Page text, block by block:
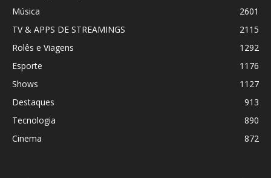
Música
2601
TV & APPS DE STREAMINGS
2115
Rolês e Viagens
1292
Esporte
1176
Shows
1127
Destaques
913
Tecnologia
890
Cinema
872